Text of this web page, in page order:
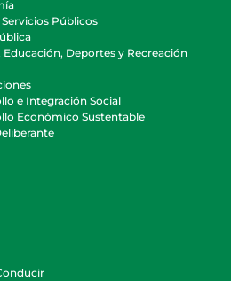
Públicos
Educación, Deportes y Recreación
e Integración Social
Económico Sustentable